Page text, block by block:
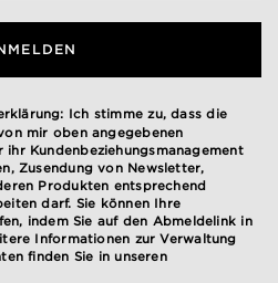
Ich stimme zu, dass die
mir oben angegebenen
Kundenbeziehungsmanagement
Zusendung von Newsletter,
Produkten entsprechend
darf. Sie können Ihre
indem Sie auf den Abmeldelink in
Informationen zur Verwaltung
finden Sie in unseren